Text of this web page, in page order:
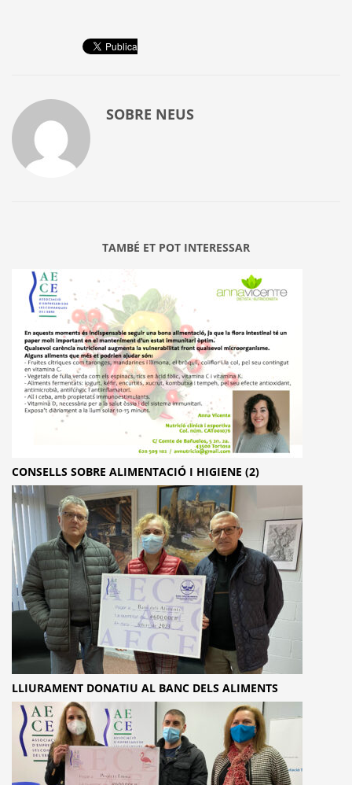
SOBRE NEUS
TAMBÉ ET POT INTERESSAR
CONSELLS SOBRE ALIMENTACIÓ I HIGIENE (2)
LLIURAMENT DONATIU AL BANC DELS ALIMENTS